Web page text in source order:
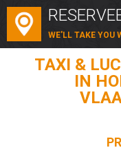
WE'LL TAKE YOU
TAXI &
IN